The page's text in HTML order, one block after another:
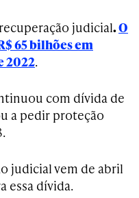
judicial.O
65 bilhões em
2022.
com dívida de
a pedir proteção
judicial vem de abril
essa dívida.